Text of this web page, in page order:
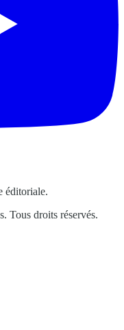
éditoriale.
Tous droits réservés.